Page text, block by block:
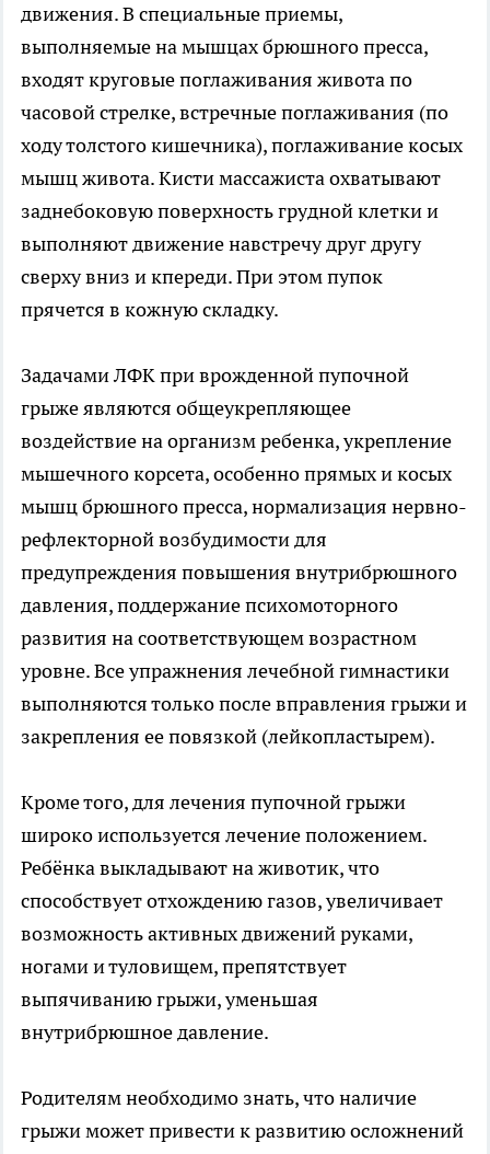
движения. В специальные приемы,
выполняемые на мышцах брюшного пресса,
входят круговые поглаживания живота по
часовой стрелке, встречные поглаживания (по
ходу толстого кишечника), поглаживание косых
мышц живота. Кисти массажиста охватывают
заднебоковую поверхность грудной клетки и
выполняют движение навстречу друг другу
сверху вниз и кпереди. При этом пупок
прячется в кожную складку.
Задачами ЛФК при врожденной пупочной
грыже являются общеукрепляющее
воздействие на организм ребенка, укрепление
мышечного корсета, особенно прямых и косых
мышц брюшного пресса, нормализация нервно-
рефлекторной возбудимости для
предупреждения повышения внутрибрюшного
давления, поддержание психомоторного
развития на соответствующем возрастном
уровне. Все упражнения лечебной гимнастики
выполняются только после вправления грыжи и
закрепления ее повязкой (лейкопластырем).
Кроме того, для лечения пупочной грыжи
широко используется лечение положением.
Ребёнка выкладывают на животик, что
способствует отхождению газов, увеличивает
возможность активных движений руками,
ногами и туловищем, препятствует
выпячиванию грыжи, уменьшая
внутрибрюшное давление.
Родителям необходимо знать, что наличие
грыжи может привести к развитию осложнений